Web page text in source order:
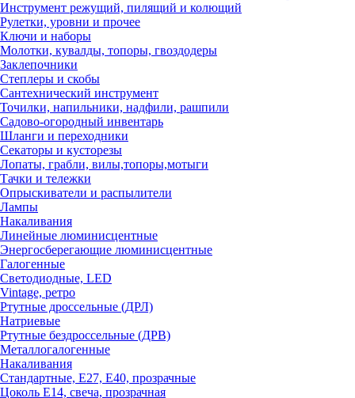
Инструмент режущий, пилящий и колющий
Рулетки, уровни и прочее
Ключи и наборы
Молотки, кувалды, топоры, гвоздодеры
Заклепочники
Степлеры и скобы
Сантехнический инструмент
Точилки, напильники, надфили, рашпили
Садово-огородный инвентарь
Шланги и переходники
Секаторы и кусторезы
Лопаты, грабли, вилы,топоры,мотыги
Тачки и тележки
Опрыскиватели и распылители
Лампы
Накаливания
Линейные люминисцентные
Энергосберегающие люминисцентные
Галогенные
Светодиодные, LED
Vintage, ретро
Ртутные дроссельные (ДРЛ)
Натриевые
Ртутные бездроссельные (ДРВ)
Металлогалогенные
Накаливания
Стандартные, Е27, Е40, прозрачные
Цоколь Е14, свеча, прозрачная